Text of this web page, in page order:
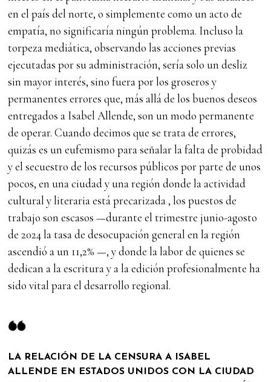
en el país del norte, o simplemente como un acto de
empatía, no significaría ningún problema. Incluso la
torpeza mediática, observando las acciones previas
ejecutadas por su administración, sería solo un desliz
sin mayor interés, sino fuera por los groseros y
permanentes errores que, más allá de los buenos deseos
entregados a Isabel Allende, son un modo permanente
de operar. Cuando decimos que se trata de errores,
quizás es un eufemismo para señalar la falta de probidad
y el secuestro de los recursos públicos por parte de unos
pocos, en una ciudad y una región donde la actividad
cultural y literaria está precarizada , los puestos de
trabajo son escasos —durante el trimestre junio-agosto
de 2024 la tasa de desocupación general en la región
ascendió a un 11,2% —, y donde la labor de quienes se
dedican a la escritura y a la edición profesionalmente ha
sido vital para el desarrollo regional.
LA RELACIÓN DE LA CENSURA A ISABEL
ALLENDE EN ESTADOS UNIDOS CON LA CIUDAD